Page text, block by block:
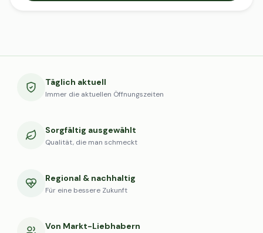
Täglich aktuell
Immer die aktuellen Öffnungszeiten
Sorgfältig ausgewählt
Qualität, die man schmeckt
Regional & nachhaltig
Für eine bessere Zukunft
Von Markt-Liebhabern